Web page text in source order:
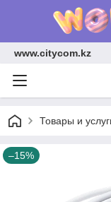
www.citycom.kz
Товары и
–15%